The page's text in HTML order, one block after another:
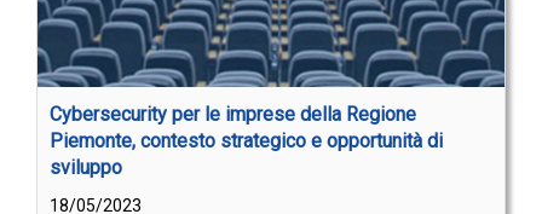
Cybersecurity per le imprese della Regione
Piemonte, contesto strategico e opportunità di
sviluppo
18/05/2023